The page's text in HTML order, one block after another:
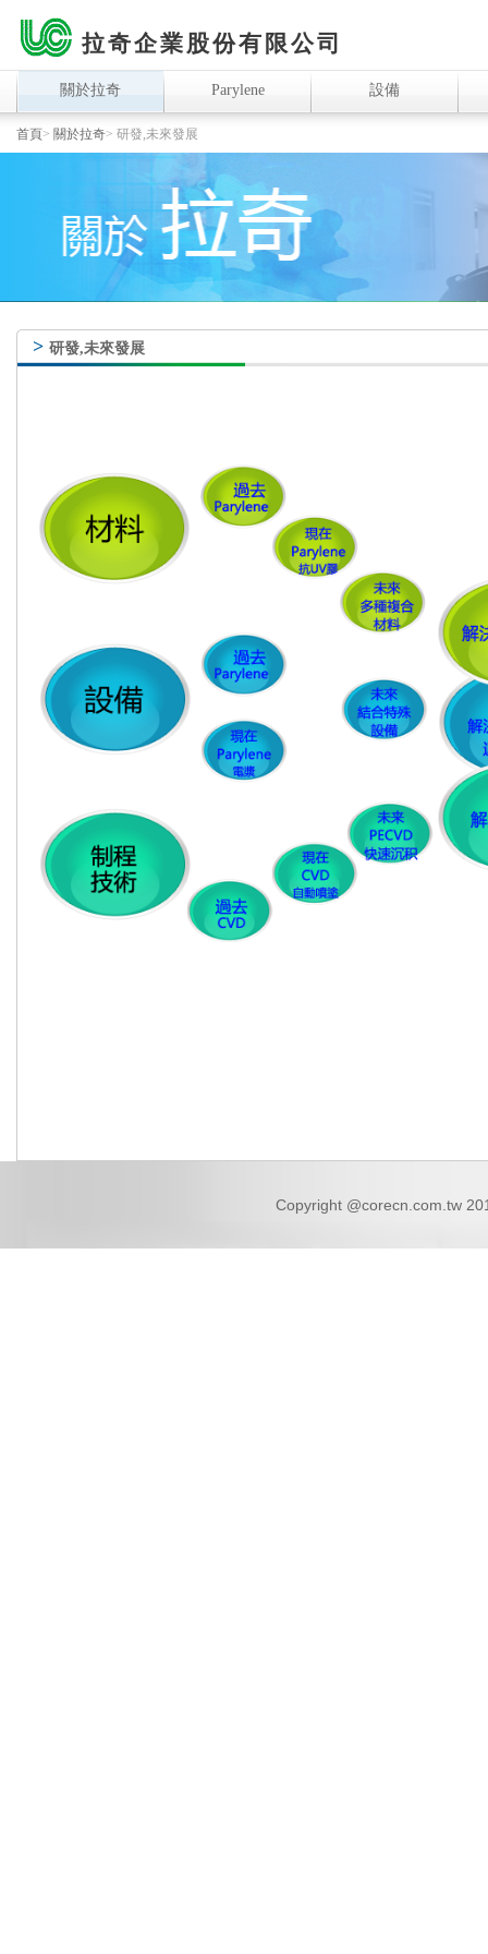
拉奇企業股份有限公司
關於拉奇 Parylene 設備
首頁> 關於拉奇> 研發,未來發展
> 研發,未來發展
Copyright @corecn.com.tw